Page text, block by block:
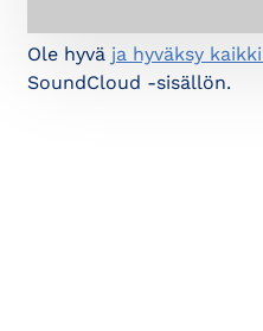
Ole hyvä ja hyväksy
SoundCloud -sisällön.